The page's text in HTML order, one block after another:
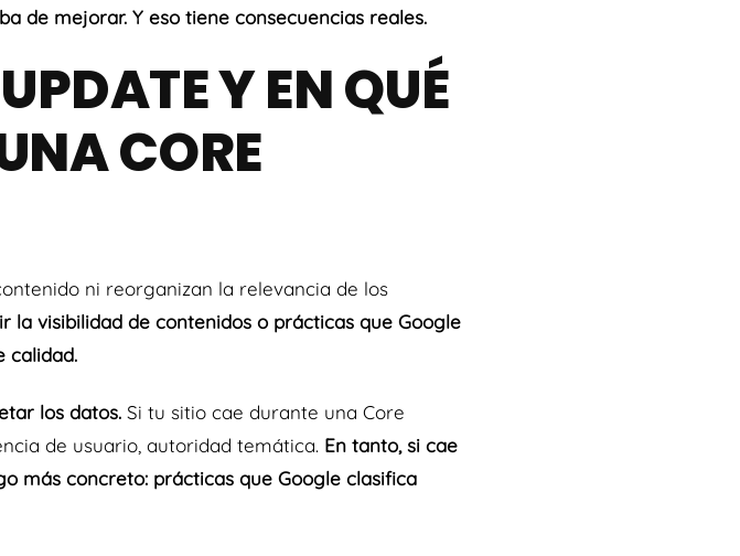
de mejorar. Y eso tiene consecuencias reales.
Y EN QUÉ
CORE
ni reorganizan la relevancia de los
la visibilidad de contenidos o prácticas que Google
calidad.
los datos. Si tu sitio cae durante una Core
de usuario, autoridad temática. En tanto, si cae
más concreto: prácticas que Google clasifica